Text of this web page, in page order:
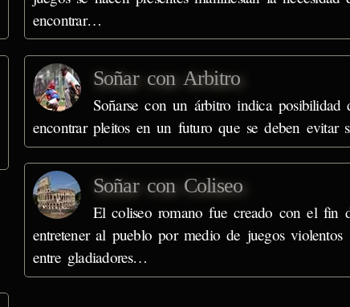
encontrar…
Soñar con Arbitro
Soñarse con un árbitro indica posibilidad
encontrar pleitos en un futuro que se deben evitar
Soñar con Coliseo
El coliseo romano fue creado con el fin
entretener al pueblo por medio de juegos violentos
entre gladiadores…